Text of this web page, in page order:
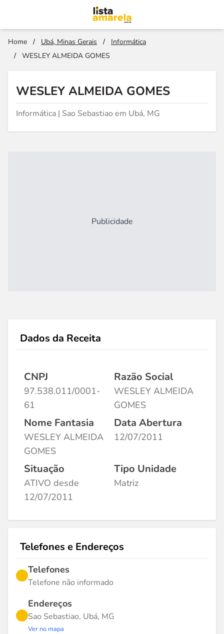
Home / Ubá, Minas Gerais /
Informática
/
WESLEY ALMEIDA GOMES
WESLEY ALMEIDA GOMES
Informática | Sao Sebastiao em Ubá, MG
Publicidade
Dados da Receita
CNPJ
97.538.011/0001-
61
Razão Social
WESLEY ALMEIDA
GOMES
Nome Fantasia
WESLEY ALMEIDA
GOMES
Data Abertura
12/07/2011
Situação
ATIVO desde
12/07/2011
Tipo Unidade
Matriz
Telefones e Endereços
Telefones
Telefone não informado
Endereços
Sao Sebastiao, Ubá, MG
Ver no mapa